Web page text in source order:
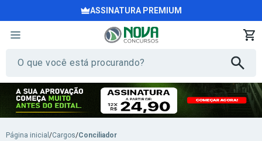
ASSINATURA PREMIUM
Página inicial /Cargos/Conciliador